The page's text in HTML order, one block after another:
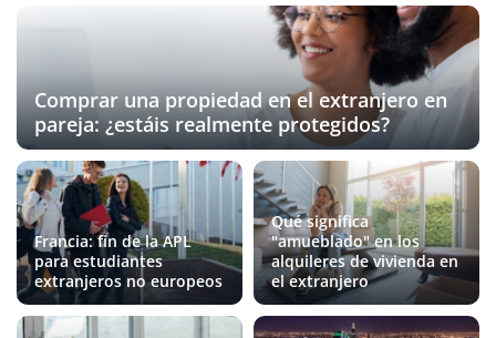
Comprar una propiedad en el extranjero en
pareja: ¿estáis realmente protegidos?
Francia: fin de la APL
para estudiantes
extranjeros no europeos
Qué significa
"amueblado" en los
alquileres de vivienda en
el extranjero